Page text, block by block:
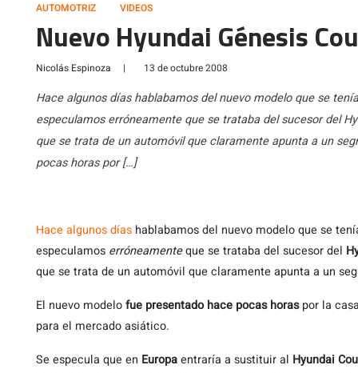
AUTOMOTRIZ VIDEOS
Nuevo Hyundai Génesis
Nicolás Espinoza | 13 de octubre 2008
Hace algunos días hablabamos del nuevo modelo que se
especulamos erróneamente que se trataba del sucesor del
que se trata de un automóvil que claramente apunta a un
pocas horas por […]
Hace algunos días hablabamos del nuevo modelo que se
especulamos erróneamenteque se trataba del sucesor del
que se trata de un automóvil que claramente apunta a un
El nuevo modelofue presentado hace pocas horaspor la
para el mercado asiático.
Se especula que en Europaentraría a sustituir al Hyundai